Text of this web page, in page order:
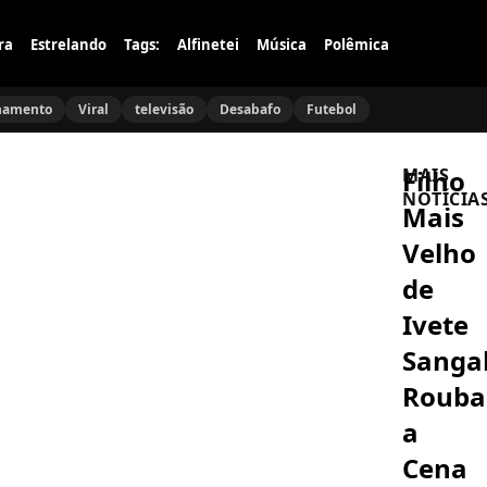
Estrelando Tags: Alfinetei Música Polêmica
Viral televisão Desabafo Futebol
Filho
Mais
Velho
de
Ivete
Rouba
a
Cena
MAIS
FAMÍLIA
Danton
Mello
abre
sobre
luto
do
pai:
sendo
difícil’
Shawn
Mendes
Mais:
Gringos
CASA
DO